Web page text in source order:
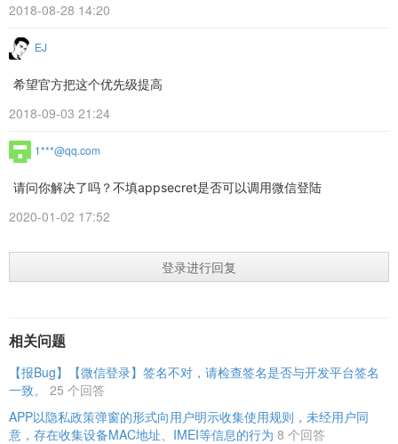
2018-08-28 14:20
EJ
希望官方把这个优先级提高
2018-09-03 21:24
1***@qq.com
请问你解决了吗？不填appsecret是否可以调用微信登陆
2020-01-02 17:52
登录进行回复
相关问题
【报Bug】【微信登录】签名不对，请检查签名是否与开发平台签名
一致。
25 个回答
APP以隐私政策弹窗的形式向用户明示收集使用规则，未经用户同
意，存在收集设备MAC地址、IMEI等信息的行为 8 个回答